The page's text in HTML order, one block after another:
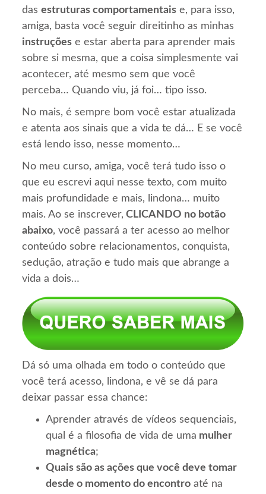
dasestruturas comportamentais e, para isso,
amiga, basta você seguir direitinho as minhas
instruções e estar aberta para aprender mais
sobre si mesma, que a coisa simplesmente vai
acontecer, até mesmo sem que você
perceba… Quando viu, já foi… tipo isso.
No mais, é sempre bom você estar atualizada
e atenta aos sinais que a vida te dá… E se você
está lendo isso, nesse momento…
No meu curso, amiga, você terá tudo isso o
que eu escrevi aqui nesse texto, com muito
mais profundidade e mais, lindona… muito
mais. Ao se inscrever, CLICANDO no botão
abaixo, você passará a ter acesso ao melhor
conteúdo sobre relacionamentos, conquista,
sedução, atração e tudo mais que abrange a
vida a dois…
Dá só uma olhada em todo o conteúdo que
você terá acesso, lindona, e vê se dá para
deixar passar essa chance:
Aprender através de vídeos sequenciais,
qual é a filosofia de vida de uma mulher
magnética;
Quais são as ações que você deve tomar
desde o momento do encontro até na